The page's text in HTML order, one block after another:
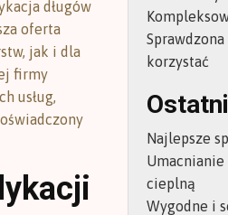
długów
oferta
jak i dla
firmy
usług,
korzystać
Najlepsze
cieplną
Wygodne i